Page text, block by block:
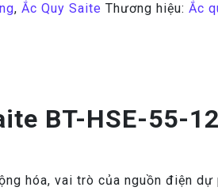
,Ắc Quy Saite Thương hiệu:Ắc
BT-HSE-55-
hóa, vai trò của nguồn điện dự